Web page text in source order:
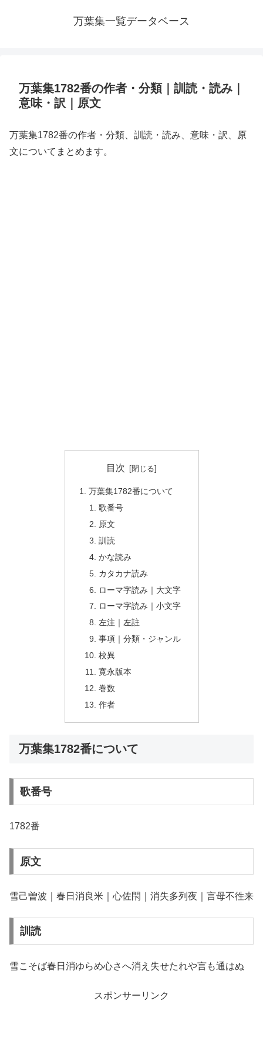
万葉集一覧データベース
万葉集1782番の作者・分類｜訓読・読み｜
意味・訳｜原文
万葉集1782番の作者・分類、訓読・読み、意味・訳、原
文についてまとめます。
目次
万葉集1782番について
歌番号
原文
訓読
かな読み
カタカナ読み
ローマ字読み｜大文字
ローマ字読み｜小文字
左注｜左註
事項｜分類・ジャンル
校異
寛永版本
巻数
作者
万葉集1782番について
歌番号
1782番
原文
雪己曽波｜春日消良米｜心佐閇｜消失多列夜｜言母不徃来
訓読
雪こそば春日消ゆらめ心さへ消え失せたれや言も通はぬ
スポンサーリンク